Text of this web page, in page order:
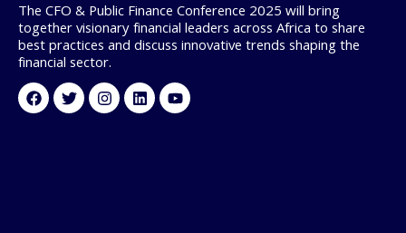
The CFO & Public Finance Conference 2025 will bring
together visionary financial leaders across Africa to share
best practices and discuss innovative trends shaping the
financial sector.
Facebook
TwitterInstagram
LinkedinYoutube